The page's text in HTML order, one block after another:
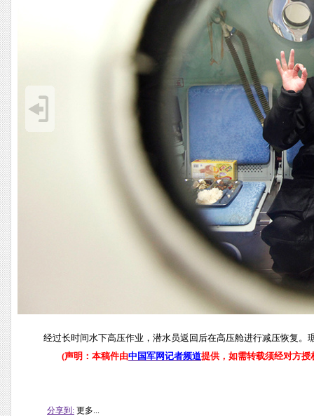
经过长时间水下高压作业，潜水员返回后在高压舱进行减压恢复。
(声明：本稿件由中国军网记者频道提供，如需转载须经对方授
分享到: 更多...